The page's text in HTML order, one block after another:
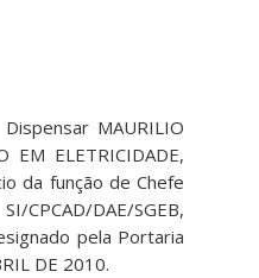
MAURILIO
EM ELETRICIDADE,
da função de Chefe
DAE/SGEB,
pela Portaria
DE 2010.